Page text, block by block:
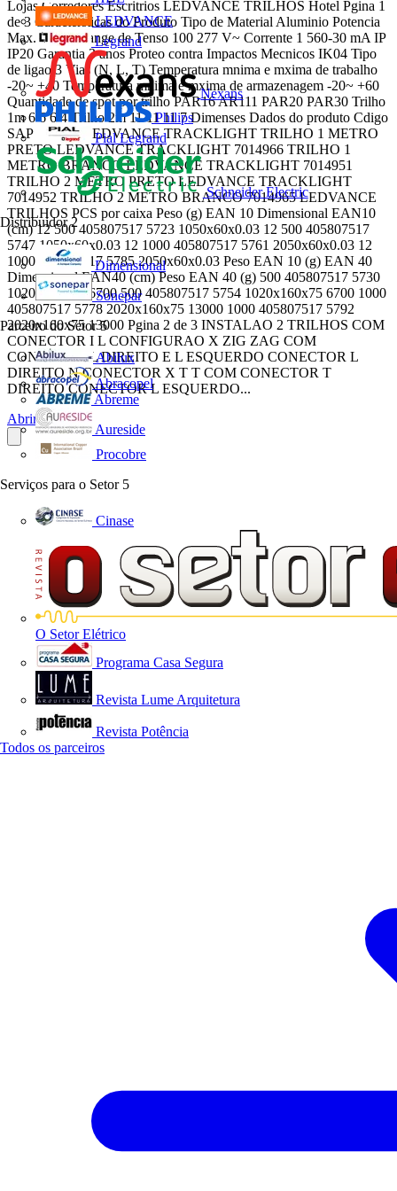
LEDVANCE
Legrand
Nexans
Philips
Pial Legrand
Schneider Electric
Distribuidor 2
Dimensional
Sonepar
Parceiro do Setor 5
Abilux
Abracopel
Abreme
Aureside
Procobre
Serviços para o Setor 5
Cinase
O Setor Elétrico
Programa Casa Segura
Revista Lume Arquitetura
Revista Potência
Todos os parceiros
Lojas Corredores Escritrios LEDVANCE TRILHOS Hotel Pgina 1
de 3 Caractersticas do Produto Tipo de Material Aluminio Potencia
Max. 190W Range de Tenso 100 277 V~ Corrente 1 560-30 mA IP
IP20 Garantia 3 anos Proteo contra Impactos Mecnicos IK04 Tipo
de ligao 3 Vias (N, L, T) Temperatura mnima e mxima de trabalho
-20~ +40 Temperatura mnima e mxima de armazenagem -20~ +60
Quantidade de spot por trilho PAR16 AR111 PAR20 PAR30 Trilho
1m 6 6 6 4 Trilho 2m 11 11 11 7 Dimenses Dados do produto Cdigo
SAP Descrio LEDVANCE TRACKLIGHT TRILHO 1 METRO
PRETO LEDVANCE TRACKLIGHT 7014966 TRILHO 1
METRO BRANCO LEDVANCE TRACKLIGHT 7014951
TRILHO 2 METRO PRETO LEDVANCE TRACKLIGHT
7014952 TRILHO 2 METRO BRANCO 7014965 LEDVANCE
TRILHOS PCS por caixa Peso (g) EAN 10 Dimensional EAN10
(cm) 12 500 405807517 5723 1050x60x0.03 12 500 405807517
5747 1050x60x0.03 12 1000 405807517 5761 2050x60x0.03 12
1000 405807517 5785 2050x60x0.03 Peso EAN 10 (g) EAN 40
Dimensional EAN40 (cm) Peso EAN 40 (g) 500 405807517 5730
1020x160x75 6700 500 405807517 5754 1020x160x75 6700 1000
405807517 5778 2020x160x75 13000 1000 405807517 5792
2020x160x75 13000 Pgina 2 de 3 INSTALAO 2 TRILHOS COM
CONECTOR I L CONFIGURAO X ZIG ZAG COM
CONECTOR L DIREITO E L ESQUERDO CONECTOR L
DIREITO N CONECTOR X T T COM CONECTOR T
DIREITO CONECTOR L ESQUERDO...
Abrir o PDF